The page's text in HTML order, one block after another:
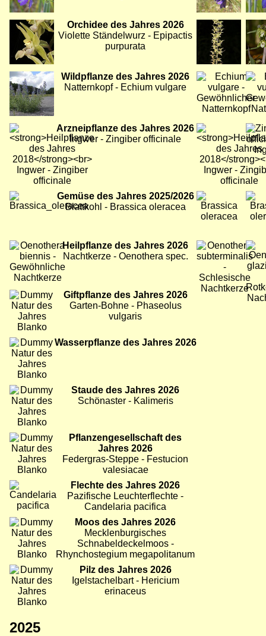
Bild
Orchidee des Jahres 2026
Violette Ständelwurz - Epipactis
purpurata
Bild Bild
Bild
Wildpflanze des Jahres 2026
Natternkopf - Echium vulgare
Bild Bild
Bild
Arzneipflanze des Jahres 2026
Ingwer - Zingiber officinale
Bild Bild
Bild
Gemüse des Jahres 2025/2026
Blattkohl - Brassica oleracea
Bild Bild
Bild
Heilpflanze des Jahres 2026
Nachtkerze - Oenothera spec.
Bild Bild
Bild
Giftpflanze des Jahres 2026
Garten-Bohne - Phaseolus
vulgaris
Bild Wasserpflanze des Jahres 2026
Bild
Staude des Jahres 2026
Schönaster - Kalimeris
Bild
Pflanzengesellschaft des
Jahres 2026
Federgras-Steppe - Festucion
valesiacae
Bild
Flechte des Jahres 2026
Pazifische Leuchterflechte -
Candelaria pacifica
Bild
Moos des Jahres 2026
Mecklenburgisches
Schnabeldeckelmoos -
Rhynchostegium megapolitanum
Bild
Pilz des Jahres 2026
Igelstachelbart - Hericium
erinaceus
2025